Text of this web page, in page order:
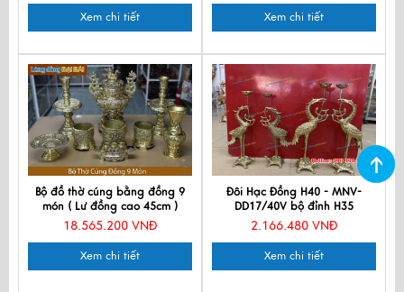
Xem chi tiết Xem chi tiết
Bộ đồ thờ cúng bằng đồng 9
món ( Lư đồng cao 45cm )
18.565.200 VNĐ
Xem chi tiết
Đôi Hạc Đồng H40 - MNV-
DD17/40V bộ đỉnh H35
2.166.480 VNĐ
Xem chi tiết